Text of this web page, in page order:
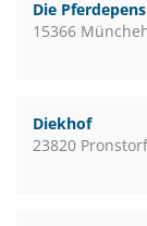
Die
15366
Diekhof
23820 Pronstorf